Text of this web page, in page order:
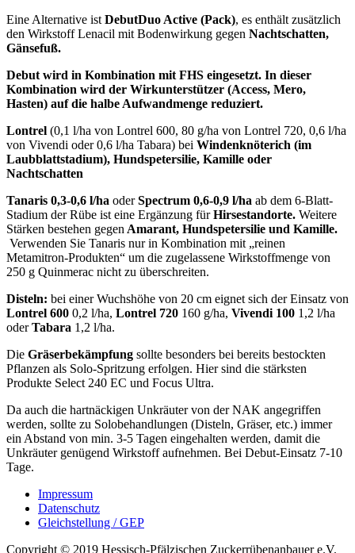
Eine Alternative ist DebutDuo Active (Pack), es enthält zusätzlich
den Wirkstoff Lenacil mit Bodenwirkung gegen Nachtschatten,
Gänsefuß.
Debut wird in Kombination mit FHS eingesetzt. In dieser
Kombination wird der Wirkunterstützer (Access, Mero,
Hasten) auf die halbe Aufwandmenge reduziert.
Lontrel (0,1 l/ha von Lontrel 600, 80 g/ha von Lontrel 720, 0,6 l/ha
von Vivendi oder 0,6 l/ha Tabara) bei Windenknöterich (im
Laubblattstadium), Hundspetersilie, Kamille oder
Nachtschatten
Tanaris 0,3-0,6 l/ha oderSpectrum 0,6-0,9 l/ha ab dem 6-Blatt-
Stadium der Rübe ist eine Ergänzung fürHirsestandorte. Weitere
Stärken bestehen gegen Amarant, Hundspetersilie und Kamille.
Verwenden Sie Tanaris nur in Kombination mit „reinen
Metamitron-Produkten“ um die zugelassene Wirkstoffmenge von
250 g Quinmerac nicht zu überschreiten.
Disteln: bei einer Wuchshöhe von 20 cm eignet sich der Einsatz von
Lontrel 600 0,2 l/ha, Lontrel 720 160 g/ha, Vivendi 100 1,2 l/ha
oderTabara 1,2 l/ha.
Die Gräserbekämpfung sollte besonders bei bereits bestockten
Pflanzen als Solo-Spritzung erfolgen. Hier sind die stärksten
Produkte Select 240 EC und Focus Ultra.
Da auch die hartnäckigen Unkräuter von der NAK angegriffen
werden, sollte zu Solobehandlungen (Disteln, Gräser, etc.) immer
ein Abstand von min. 3-5 Tagen eingehalten werden, damit die
Unkräuter genügend Wirkstoff aufnehmen. Bei Debut-Einsatz 7-10
Tage.
Impressum
Datenschutz
Gleichstellung / GEP
Copyright © 2019 Hessisch-Pfälzischen Zuckerrübenanbauer e.V.